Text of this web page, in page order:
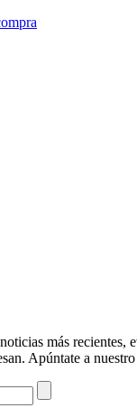
más recientes,
Apúntate a